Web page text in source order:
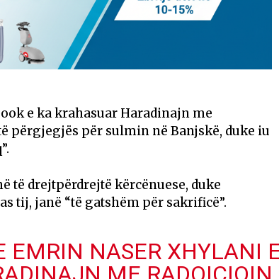
e ka krahasuar Haradinajn me
për sulmin në Banjskë, duke iu
të drejtpërdrejtë kërcënuese, duke
tij, janë “të gatshëm për sakrificë”.
EMRIN NASER XHYLANI